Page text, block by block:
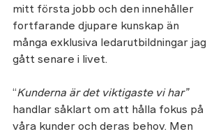
mitt första jobb och den innehåller
fortfarande djupare kunskap än
många exklusiva ledarutbildningar jag
gått senare i livet.
“Kunderna är det viktigaste vi har”
handlar såklart om att hålla fokus på
våra kunder och deras behov. Men